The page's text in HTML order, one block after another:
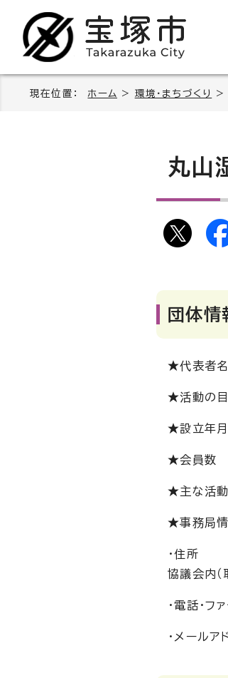
現在位置： ホーム > 環境・まちづくり >
丸山
団体情
★代表者
★活動の
★設立年
★会員数
★主な活動
★事務局
・住所
協議会内（
・電話・
・メール